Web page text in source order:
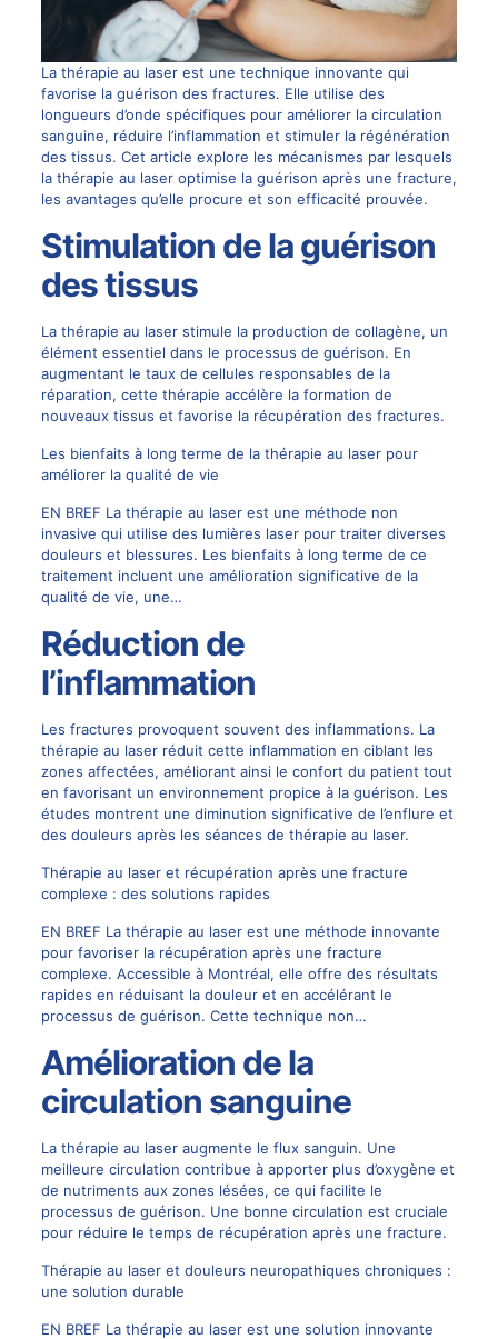
La thérapie au laser est une technique innovante qui
favorise la guérison des fractures. Elle utilise des
longueurs d’onde spécifiques pour améliorer la circulation
sanguine, réduire l’inflammation et stimuler la régénération
des tissus. Cet article explore les mécanismes par lesquels
la thérapie au laser optimise la guérison après une fracture,
les avantages qu’elle procure et son efficacité prouvée.
Stimulation de la guérison
des tissus
La thérapie au laser stimule la production de collagène, un
élément essentiel dans le processus de guérison. En
augmentant le taux de cellules responsables de la
réparation, cette thérapie accélère la formation de
nouveaux tissus et favorise la récupération des fractures.
Les bienfaits à long terme de la thérapie au laser pour
améliorer la qualité de vie
EN BREF La thérapie au laser est une méthode non
invasive qui utilise des lumières laser pour traiter diverses
douleurs et blessures. Les bienfaits à long terme de ce
traitement incluent une amélioration significative de la
qualité de vie, une…
Réduction de
l’inflammation
Les fractures provoquent souvent des inflammations. La
thérapie au laser réduit cette inflammation en ciblant les
zones affectées, améliorant ainsi le confort du patient tout
en favorisant un environnement propice à la guérison. Les
études montrent une diminution significative de l’enflure et
des douleurs après les séances de thérapie au laser.
Thérapie au laser et récupération après une fracture
complexe : des solutions rapides
EN BREF La thérapie au laser est une méthode innovante
pour favoriser la récupération après une fracture
complexe. Accessible à Montréal, elle offre des résultats
rapides en réduisant la douleur et en accélérant le
processus de guérison. Cette technique non…
Amélioration de la
circulation sanguine
La thérapie au laser augmente le flux sanguin. Une
meilleure circulation contribue à apporter plus d’oxygène et
de nutriments aux zones lésées, ce qui facilite le
processus de guérison. Une bonne circulation est cruciale
pour réduire le temps de récupération après une fracture.
Thérapie au laser et douleurs neuropathiques chroniques :
une solution durable
EN BREF La thérapie au laser est une solution innovante